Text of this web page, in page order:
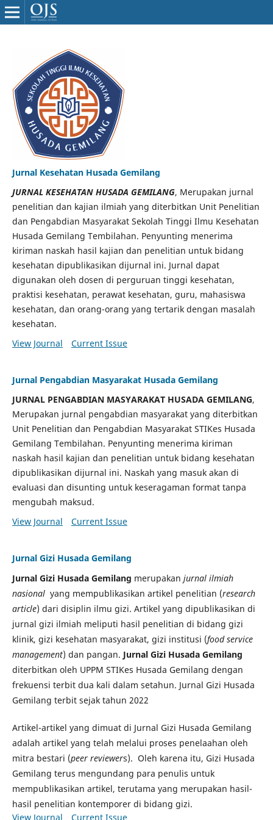
Jurnal Kesehatan Husada Gemilang
JURNAL KESEHATAN HUSADA GEMILANG, Merupakan jurnal
penelitian dan kajian ilmiah yang diterbitkan Unit Penelitian
dan Pengabdian Masyarakat Sekolah Tinggi Ilmu Kesehatan
Husada Gemilang Tembilahan. Penyunting menerima
kiriman naskah hasil kajian dan penelitian untuk bidang
kesehatan dipublikasikan dijurnal ini. Jurnal dapat
digunakan oleh dosen di perguruan tinggi kesehatan,
praktisi kesehatan, perawat kesehatan, guru, mahasiswa
kesehatan, dan orang-orang yang tertarik dengan masalah
kesehatan.
View Journal
Current Issue
Jurnal Pengabdian Masyarakat Husada Gemilang
JURNAL PENGABDIAN MASYARAKAT HUSADA GEMILANG,
Merupakan jurnal pengabdian masyarakat yang diterbitkan
Unit Penelitian dan Pengabdian Masyarakat STIKes Husada
Gemilang Tembilahan. Penyunting menerima kiriman
naskah hasil kajian dan penelitian untuk bidang kesehatan
dipublikasikan dijurnal ini. Naskah yang masuk akan di
evaluasi dan disunting untuk keseragaman format tanpa
mengubah maksud.
View Journal
Current Issue
Jurnal Gizi Husada Gemilang
Jurnal Gizi Husada Gemilang merupakan jurnal ilmiah
nasionalyang mempublikasikan artikel penelitian (research
article) dari disiplin ilmu gizi. Artikel yang dipublikasikan di
jurnal gizi ilmiah meliputi hasil penelitian di bidang gizi
klinik, gizi kesehatan masyarakat, gizi institusi (food service
management) dan pangan. Jurnal Gizi Husada Gemilang
diterbitkan oleh UPPM STIKes Husada Gemilang dengan
frekuensi terbit dua kali dalam setahun. Jurnal Gizi Husada
Gemilang terbit sejak tahun 2022
Artikel-artikel yang dimuat di Jurnal Gizi Husada Gemilang
adalah artikel yang telah melalui proses penelaahan oleh
mitra bestari (peer reviewers). Oleh karena itu, Gizi Husada
Gemilang terus mengundang para penulis untuk
mempublikasikan artikel, terutama yang merupakan hasil-
hasil penelitian kontemporer di bidang gizi.
View Journal
Current Issue